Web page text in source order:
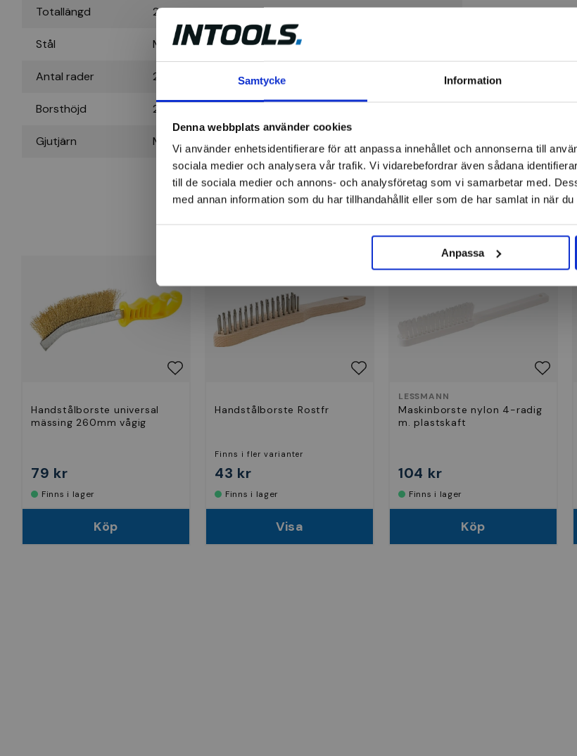
Samtycke Information
Denna webbplats använder cookies
Vi använder enhetsidentifierare för att anpassa innehållet och annonserna till
sociala medier och analysera vår trafik. Vi vidarebefordrar även sådana
till de sociala medier och annons- och analysföretag som vi samarbetar med.
med annan information som du har tillhandahållit eller som de har samlat in när
Anpassa
Totallängd 225 mm
Stål Mkt. lämplig
Antal rader 2
Borsthöjd 22 mm
Gjutjärn Mkt. lämplig
Handstålborste universal
mässing 260mm vågig
79 kr
Finns i lager
Köp
Handstålborste Rostfr
Finns i fler varianter
43 kr
Finns i lager
Visa
LESSMANN
Maskinborste nylon 4-radig
m. plastskaft
104 kr
Finns i lager
Köp